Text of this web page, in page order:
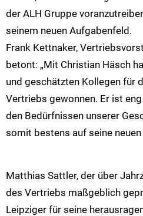
der ALH Gruppe
seinem neuen Aufgabenfeld.
Frank Kettnaker,
betont: „Mit Christian Häsch
und geschätzten Kollegen für
Vertriebs gewonnen. Er ist
den Bedürfnissen unserer
somit bestens auf seine
Matthias Sattler, der über
des Vertriebs maßgeblich
Leipziger für seine